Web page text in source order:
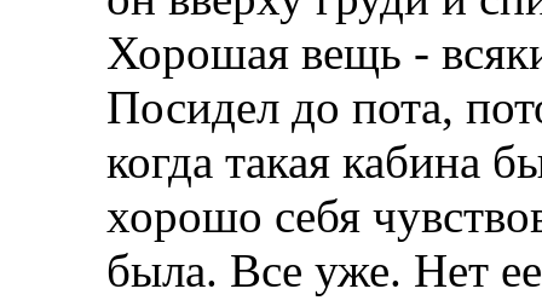
Хорошая вещь -
Посидел до пота,
когда такая кабина
хорошо себя
была. Все уже. Нет ее